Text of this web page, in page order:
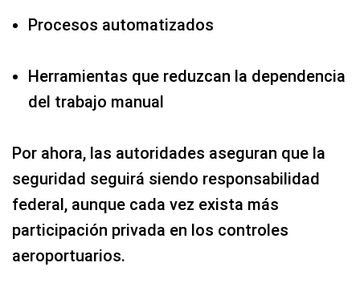
seguridad seguirá siendo responsabilidad
federal, aunque cada vez exista más
aeroportuarios.
Para los viajeros, el consejo principal es
mantenerse informados, especialmente si
usan aeropuertos regionales donde este